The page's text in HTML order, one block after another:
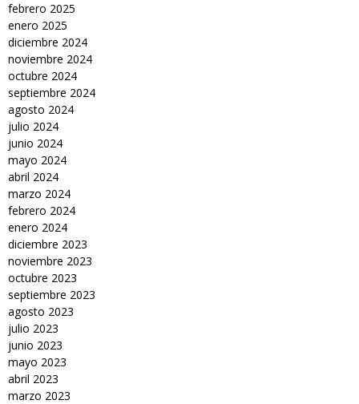
febrero 2025
enero 2025
diciembre 2024
noviembre 2024
octubre 2024
septiembre 2024
agosto 2024
julio 2024
junio 2024
mayo 2024
abril 2024
marzo 2024
febrero 2024
enero 2024
diciembre 2023
noviembre 2023
octubre 2023
septiembre 2023
agosto 2023
julio 2023
junio 2023
mayo 2023
abril 2023
marzo 2023